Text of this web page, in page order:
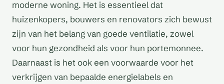
moderne woning. Het is essentieel dat
huizenkopers, bouwers en renovators zich bewust
zijn van het belang van goede ventilatie, zowel
voor hun gezondheid als voor hun portemonnee.
Daarnaast is het ook een voorwaarde voor het
verkrijgen van bepaalde energielabels en